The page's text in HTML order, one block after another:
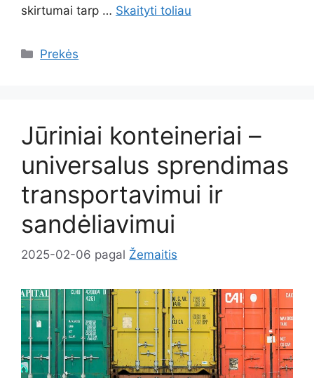
skirtumai tarp … Skaityti toliau
Kategorijos
Prekės
Jūriniai konteineriai –
universalus sprendimas
transportavimui ir
sandėliavimui
2025-02-06 pagal Žemaitis